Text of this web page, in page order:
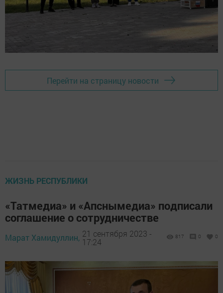
Перейти на страницу новости
ЖИЗНЬ РЕСПУБЛИКИ
«Татмедиа» и «Апснымедиа» подписали
соглашение о сотрудничестве
Марат Хамидуллин, 21 сентября 2023 -
17:24
817 0 0